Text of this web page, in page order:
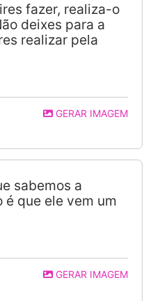
fazer, realiza-o
deixes para a
realizar pela
GERAR IMAGEM
sabemos a
que ele vem um
GERAR IMAGEM